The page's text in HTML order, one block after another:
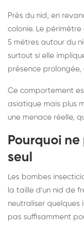
Près du nid, en
colonie. Le
5 mètres autour du
surtout si elle
présence
Ce comportement
asiatique mais plus
une menace réelle,
Pourquoi
seul
Les bombes
la taille d'un nid de
neutraliser quelques
pas suffisamment